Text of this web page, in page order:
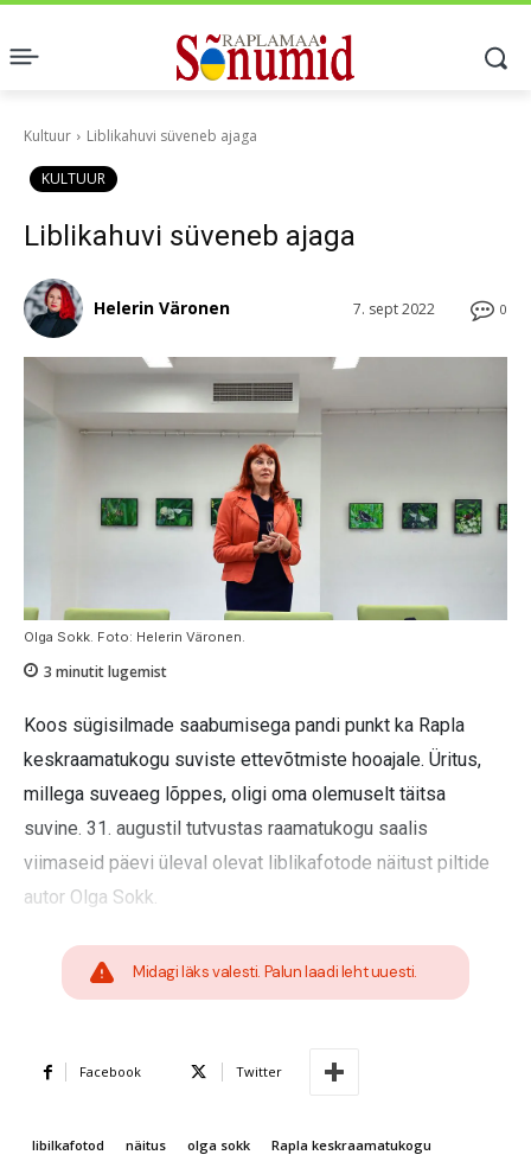
Kultuur Liblikahuvi süveneb ajaga
KULTUUR
Liblikahuvi süveneb ajaga
0
7. sept 2022
Helerin Väronen
Olga Sokk. Foto: Helerin Väronen.
3 minutit lugemist
Koos sügisilmade saabumisega pandi punkt ka Rapla
keskraamatukogu suviste ettevõtmiste hooajale. Üritus,
millega suveaeg lõppes, oligi oma olemuselt täitsa
suvine. 31. augustil tutvustas raamatukogu saalis
viimaseid päevi üleval olevat liblikafotode näitust piltide
autor Olga Sokk.
Midagi läks valesti. Palun laadi leht uuesti.
Facebook Twitter
libilkafotod näitus olga sokk Rapla keskraamatukogu